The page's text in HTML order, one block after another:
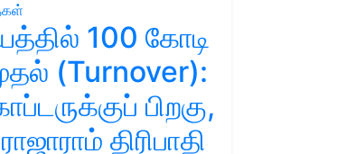
100 கோடி
(Turnover):
பிறகு,
திரிபாதி